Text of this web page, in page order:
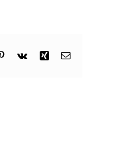
Pinterest
Vk Xing Email